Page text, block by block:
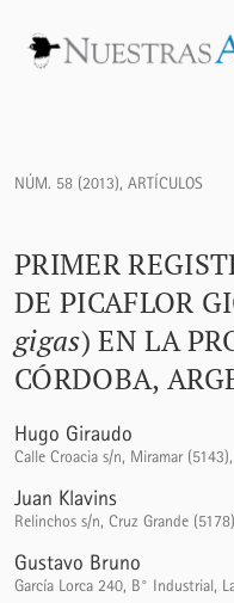
NÚM. 58 (2013), ARTÍCULOS
PRIMER
DE PICAFLOR
gigas) EN LA
CÓRDOBA,
Hugo Giraudo
Calle Croacia s/n, Miramar
Juan Klavins
Relinchos s/n, Cruz Grande
Gustavo Bruno
García Lorca 240, B° Industrial,